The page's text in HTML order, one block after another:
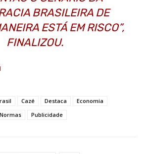
BRASILEIRA DE
ESTÁ EM RISCO”,
FINALIZOU.
Cazé Destaca
Economia
Normas Publicidade